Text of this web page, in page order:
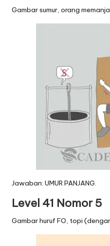
Gambar sumur, orang
Jawaban: UMUR PANJANG.
Level 41 Nomor 5
Gambar huruf FO, topi